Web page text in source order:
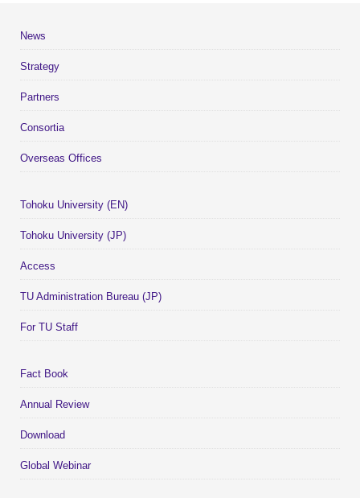
News
Strategy
Partners
Consortia
Overseas Offices
Tohoku University (EN)
Tohoku University (JP)
Access
TU Administration Bureau (JP)
For TU Staff
Fact Book
Annual Review
Download
Global Webinar